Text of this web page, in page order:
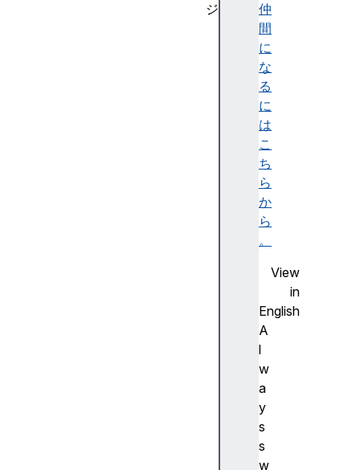
仲
間
に
な
る
に
は
こ
ち
ら
か
ら
。
View
in
English
A
l
w
a
y
s
s
w
ジ